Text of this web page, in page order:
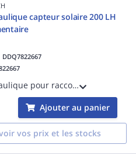
capteur solaire 200 LH
DDQ7822667
Kit hydraulique pour raccordement capteur solaire thermique SOL 200 LH supplémentaire
Ajouter au panier
vos prix et les stocks